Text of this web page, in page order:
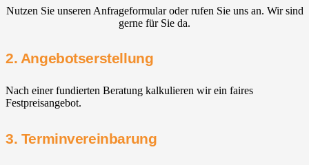
Nutzen Sie unseren Anfrageformular oder rufen Sie uns an. Wir sind
gerne für Sie da.
2. Angebotserstellung
Nach einer fundierten Beratung kalkulieren wir ein faires
Festpreisangebot.
3. Terminvereinbarung